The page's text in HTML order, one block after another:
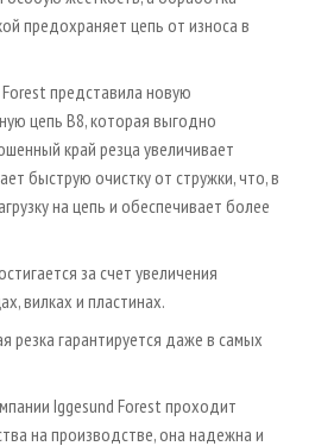
предохраняет цепь от износа в
представила новую
цепь B8, которая выгодно
край резца увеличивает
быструю очистку от стружки, что, в
на цепь и обеспечивает более
за счет увеличения
вилках и пластинах.
резка гарантируется даже в самых
Iggesund Forest проходит
на производстве, она надежна и